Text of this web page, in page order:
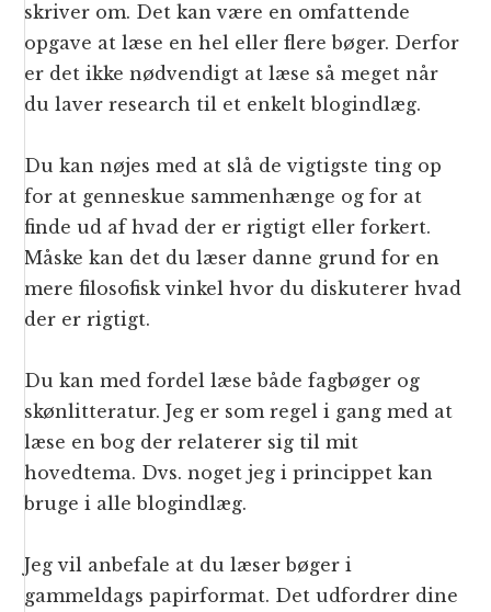
skriver om. Det kan være en omfattende
opgave at læse en hel eller flere bøger. Derfor
er det ikke nødvendigt at læse så meget når
du laver research til et enkelt blogindlæg.
Du kan nøjes med at slå de vigtigste ting op
for at genneskue sammenhænge og for at
finde ud af hvad der er rigtigt eller forkert.
Måske kan det du læser danne grund for en
mere filosofisk vinkel hvor du diskuterer hvad
der er rigtigt.
Du kan med fordel læse både fagbøger og
skønlitteratur. Jeg er som regel i gang med at
læse en bog der relaterer sig til mit
hovedtema. Dvs. noget jeg i princippet kan
bruge i alle blogindlæg.
Jeg vil anbefale at du læser bøger i
gammeldags papirformat. Det udfordrer dine